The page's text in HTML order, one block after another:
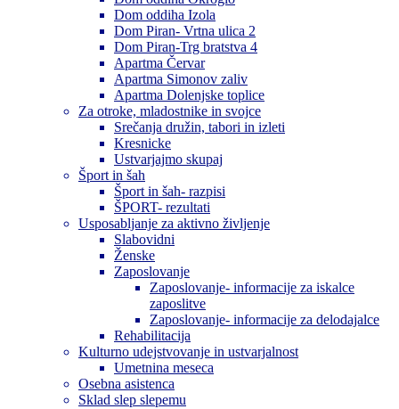
Dom oddiha Izola
Dom Piran- Vrtna ulica 2
Dom Piran-Trg bratstva 4
Apartma Červar
Apartma Simonov zaliv
Apartma Dolenjske toplice
Za otroke, mladostnike in svojce
Srečanja družin, tabori in izleti
Kresnicke
Ustvarjajmo skupaj
Šport in šah
Šport in šah- razpisi
ŠPORT- rezultati
Usposabljanje za aktivno življenje
Slabovidni
Ženske
Zaposlovanje
Zaposlovanje- informacije za iskalce
zaposlitve
Zaposlovanje- informacije za delodajalce
Rehabilitacija
Kulturno udejstvovanje in ustvarjalnost
Umetnina meseca
Osebna asistenca
Sklad slep slepemu